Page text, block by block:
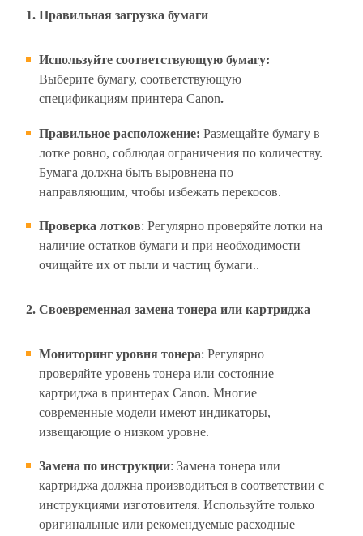
1. Правильная загрузка бумаги
Используйте соответствующую бумагу:
Выберите бумагу, соответствующую
спецификациям принтера Canon.
Правильное расположение: Размещайте бумагу в
лотке ровно, соблюдая ограничения по количеству.
Бумага должна быть выровнена по
направляющим, чтобы избежать перекосов.
Проверка лотков: Регулярно проверяйте лотки на
наличие остатков бумаги и при необходимости
очищайте их от пыли и частиц бумаги..
2. Своевременная замена тонера или картриджа
Мониторинг уровня тонера: Регулярно
проверяйте уровень тонера или состояние
картриджа в принтерах Canon. Многие
современные модели имеют индикаторы,
извещающие о низком уровне.
Замена по инструкции: Замена тонера или
картриджа должна производиться в соответствии с
инструкциями изготовителя. Используйте только
оригинальные или рекомендуемые расходные